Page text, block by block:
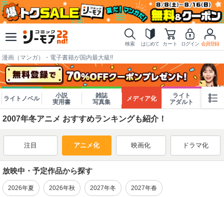
検索 はじめて カート ログイン 会員登録
漫画（マンガ）・電子書籍が国内最大級!!
ライトノベル
小説
実用書
雑誌
写真集
メディア化
ライト
アダルト
2007年冬アニメ おすすめランキングも紹介！
注目 アニメ化 映画化 ドラマ化
放映中・予定作品から探す
2026年夏 2026年秋 2027年冬 2027年春